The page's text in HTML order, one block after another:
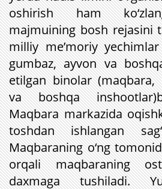
oshirish ham
majmuining bosh rejasini
milliy me’moriy
gumbaz, ayvon va
etilgan binolar (maqbara,
va boshqa
Maqbara markazida
toshdan ishlangan
Maqbaraning o‘ng
orqali maqbaraning
daxmaga tushiladi.